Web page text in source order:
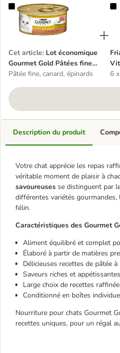
Lot économique Gourmet Gold
Cet article: Lot économique
Gourmet Gold Pâtées fines
ou Mousselines 24 x 85 g
Pâtée fine, canard, épinards
3
6
Description du produit
Votre chat apprécie les repas
véritable moment de plaisir à
savoureuses se distinguent par
différentes variétés
félin.
Caractéristiques des Gourmet
Aliment équilibré et complet
Élaboré à partir de matières
Délicieuses recettes de pâtée
Saveurs riches et
Large choix de recettes
Conditionné en boîtes
Nourriture pour chats Gourmet
recettes uniques, pour un régal